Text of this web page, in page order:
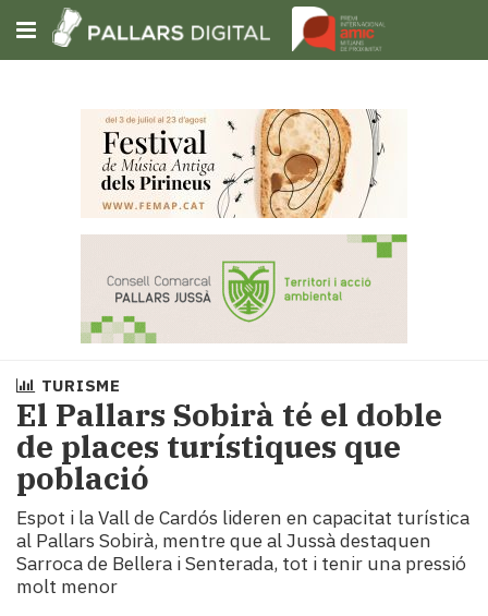
Subscriu-t'hi
Portada
Societat
Política
i
municipis
Economia
turisme
Cultura
Esports
TURISME
El Pallars Sobirà té el doble
de places turístiques que
població
Espot i la Vall de Cardós lideren en capacitat turística
al Pallars Sobirà, mentre que al Jussà destaquen
Sarroca de Bellera i Senterada, tot i tenir una pressió
molt menor